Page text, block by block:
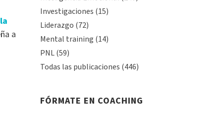
a
Investigaciones (15)
Liderazgo (72)
Mental training (14)
PNL(59)
Todas las publicaciones (446)
FÓRMATE EN COACHING